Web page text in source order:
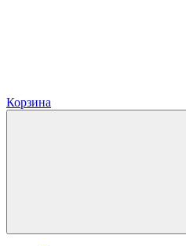
Корзина